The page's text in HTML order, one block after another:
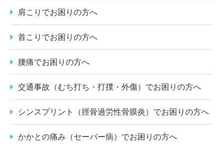
肩こりでお困りの方へ
首こりでお困りの方へ
腰痛でお困りの方へ
交通事故（むち打ち・打撲・外傷）でお困りの方へ
シンスプリント（脛骨過労性骨膜炎）でお困りの方へ
かかとの痛み（セーバー病）でお困りの方へ